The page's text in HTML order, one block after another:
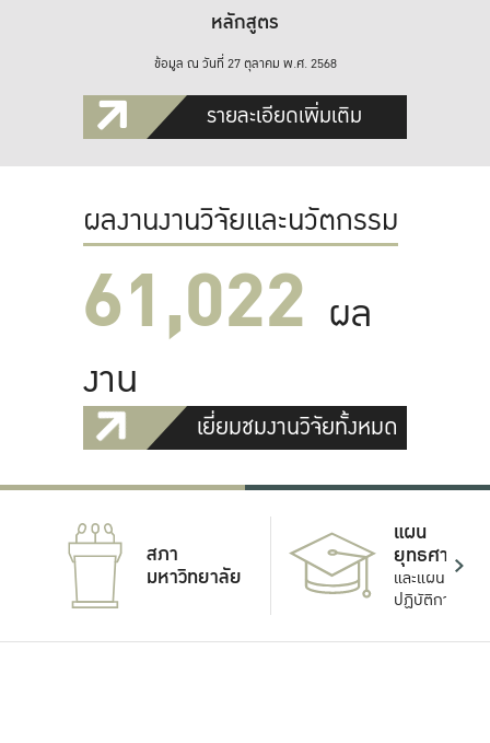
หลักสูตร
ข้อมูล ณ วันที่ 27 ตุลาคม พ.ศ. 2568
รายละเอียดเพิ่มเติม
ผลงานงานวิจัยและนวัตกรรม
61,022 ผล
งาน
เยี่ยมชมงานวิจัยทั้งหมด
สภา
มหาวิทยาลัย
แผน
ยุทธศาสตร์
และแผน
ปฏิบัติการ